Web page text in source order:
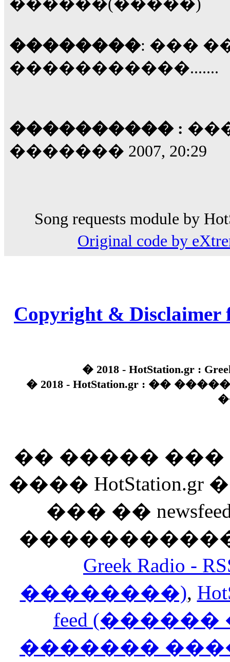
��������: ���
�����������.......
���������� :
������� 2007, 20:29
Song requests module by
Original code by
Copyright & Disclaimer
� 2018 - HotStation.gr :
� 2018 - HotStation.gr : ��
�� �����
����
��� ��
Greek Radio
��������),
feed
�������